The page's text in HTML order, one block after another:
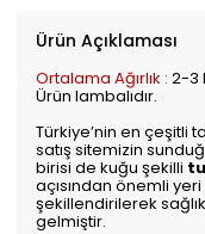
Ürün Açıklaması
Ortalama Ağırlık : 2-3
Ürün lambalıdır.
Türkiye’nin en çeşitli
satış sitemizin
birisi de kuğu şekilli
açısından önemli
şekillendirilerek
gelmiştir.